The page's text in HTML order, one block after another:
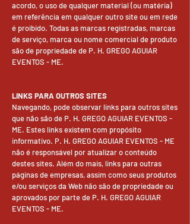
acordo, o uso de qualquer material (ou matéria)
em referência em qualquer outro site ou em rede
é proibido. Todas as marcas registradas, marcas
de serviço, marca ou nome comercial de produto
são de propriedade de P. H. GREGO AGUIAR
EVENTOS - ME.
LINKS PARA OUTROS SITES
Navegando, pode observar links para outros sites
que não são de P. H. GREGO AGUIAR EVENTOS -
ME. Estes links existem com propósito
informativo. P. H. GREGO AGUIAR EVENTOS - ME
não é responsável por atualizar o conteúdo
destes sites. Além do mais, links para outras
páginas de empresas, assim como seus produtos
e/ou serviços da Web não são de propriedade ou
aprovados por parte de P. H. GREGO AGUIAR
EVENTOS - ME.